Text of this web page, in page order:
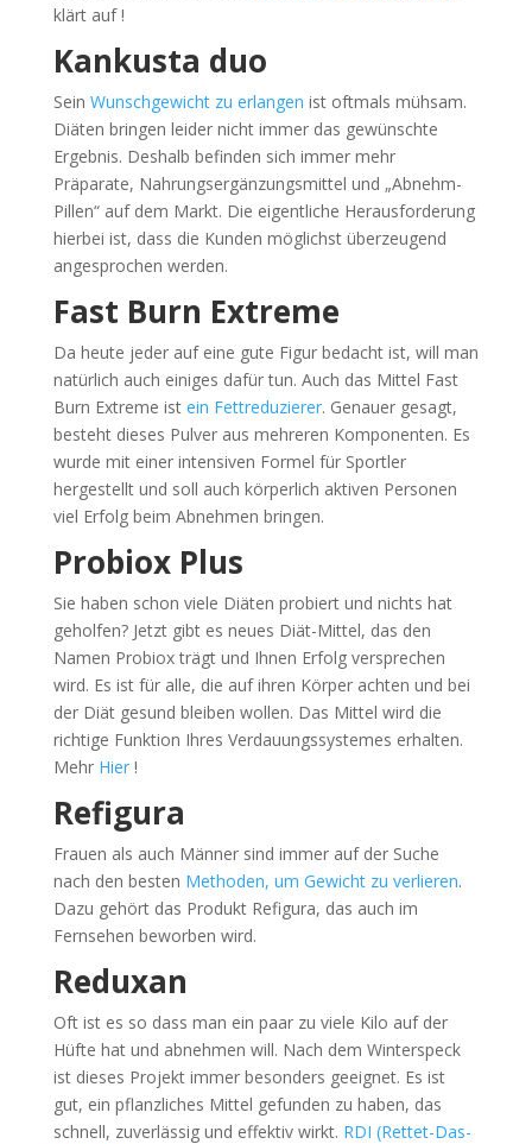
klärt auf !
Kankusta duo
Sein Wunschgewicht zu erlangen ist oftmals mühsam.
Diäten bringen leider nicht immer das gewünschte
Ergebnis. Deshalb befinden sich immer mehr
Präparate, Nahrungsergänzungsmittel und „Abnehm-
Pillen“ auf dem Markt. Die eigentliche Herausforderung
hierbei ist, dass die Kunden möglichst überzeugend
angesprochen werden.
Fast Burn Extreme
Da heute jeder auf eine gute Figur bedacht ist, will man
natürlich auch einiges dafür tun. Auch das Mittel Fast
Burn Extreme ist ein Fettreduzierer. Genauer gesagt,
besteht dieses Pulver aus mehreren Komponenten. Es
wurde mit einer intensiven Formel für Sportler
hergestellt und soll auch körperlich aktiven Personen
viel Erfolg beim Abnehmen bringen.
Probiox Plus
Sie haben schon viele Diäten probiert und nichts hat
geholfen? Jetzt gibt es neues Diät-Mittel, das den
Namen Probiox trägt und Ihnen Erfolg versprechen
wird. Es ist für alle, die auf ihren Körper achten und bei
der Diät gesund bleiben wollen. Das Mittel wird die
richtige Funktion Ihres Verdauungssystemes erhalten.
Mehr Hier!
Refigura
Frauen als auch Männer sind immer auf der Suche
nach den besten Methoden, um Gewicht zu verlieren.
Dazu gehört das Produkt Refigura, das auch im
Fernsehen beworben wird.
Reduxan
Oft ist es so dass man ein paar zu viele Kilo auf der
Hüfte hat und abnehmen will. Nach dem Winterspeck
ist dieses Projekt immer besonders geeignet. Es ist
gut, ein pflanzliches Mittel gefunden zu haben, das
schnell, zuverlässig und effektiv wirkt. RDI (Rettet-Das-